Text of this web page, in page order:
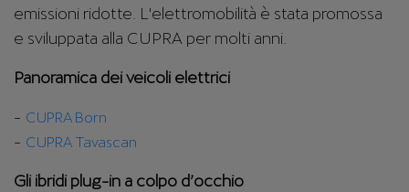
emissioni ridotte. L'elettromobilità è stata promossa
e sviluppata alla CUPRA per molti anni.
Panoramica dei veicoli elettrici
CUPRA Born
CUPRA Tavascan
Gli ibridi plug-in a colpo d’occhio